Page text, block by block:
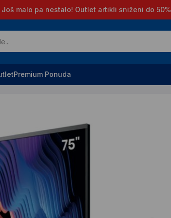
Još malo pa nestalo! Outlet artikli sniženi do 50%
Premium Ponuda